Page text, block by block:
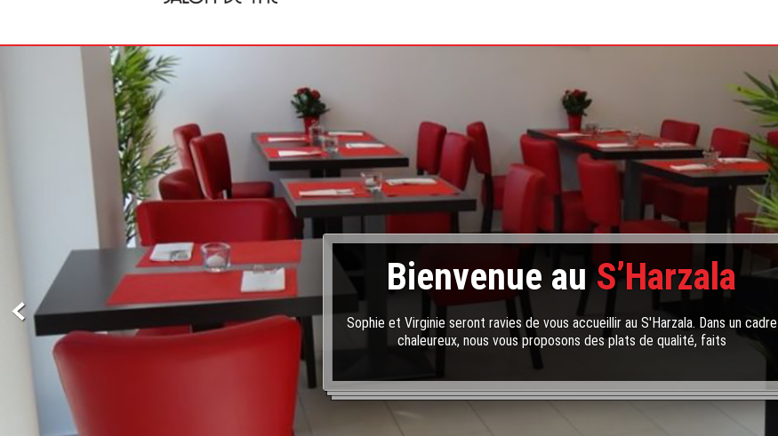
Bienvenue au S’Harzala
Sophie et Virginie seront ravies de vous accueillir au S'Harzala. Dans un cadre
chaleureux, nous vous proposons des plats de qualité, faits